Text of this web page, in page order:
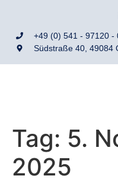
+49 (0) 541 - 97120 -
Südstraße 40, 49084
Tag: 5.
2025